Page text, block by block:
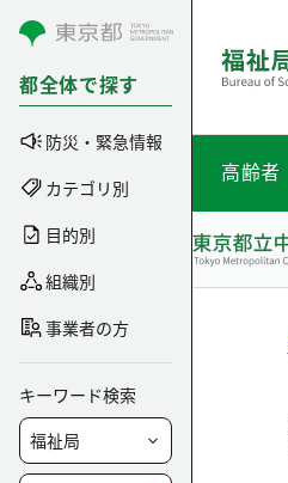
コンテンツにスキップ
都全体で探す
防災・緊急情報
カテゴリ別
目的別
組織別
事業者の方
キーワード検索
高齢者